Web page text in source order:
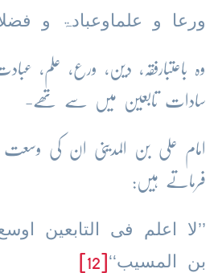
ورعا و علماوعبادۃ و
وہ باعتبارفقہ، دین، ورع، علم،
سادات تابعین میں سے تھے-
امام علی بن المدینی ان کی
فرماتے ہیں:
’’لا اعلم فی التابعین
بن المسیب‘‘